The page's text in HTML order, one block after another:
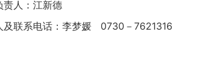
责人：江新德
及联系电话：李梦媛 0730－7621316